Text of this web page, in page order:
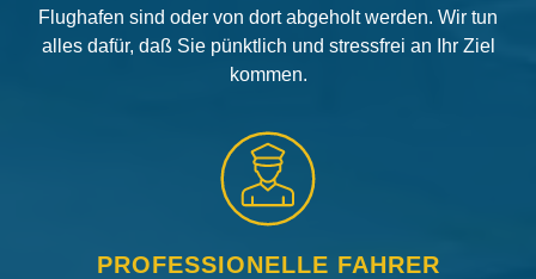
Flughafen sind oder von dort abgeholt werden. Wir tun
alles dafür, daß Sie pünktlich und stressfrei an Ihr Ziel
kommen.
PROFESSIONELLE FAHRER